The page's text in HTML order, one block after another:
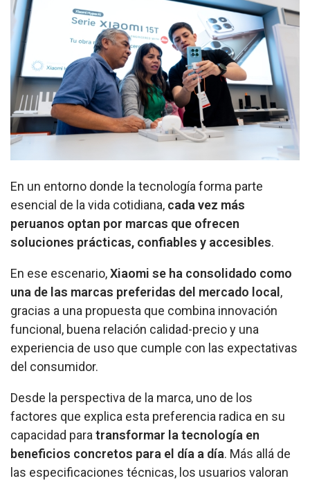
En un entorno donde la tecnología forma parte
esencial de la vida cotidiana, cada vez más
peruanos optan por marcas que ofrecen
soluciones prácticas, confiables y accesibles.
En ese escenario,Xiaomi se ha consolidado como
una de las marcas preferidas del mercado local ,
gracias a una propuesta que combina innovación
funcional, buena relación calidad-precio y una
experiencia de uso que cumple con las expectativas
del consumidor.
Desde la perspectiva de la marca, uno de los
factores que explica esta preferencia radica en su
capacidad para transformar la tecnología en
beneficios concretos para el día a día. Más allá de
las especificaciones técnicas, los usuarios valoran